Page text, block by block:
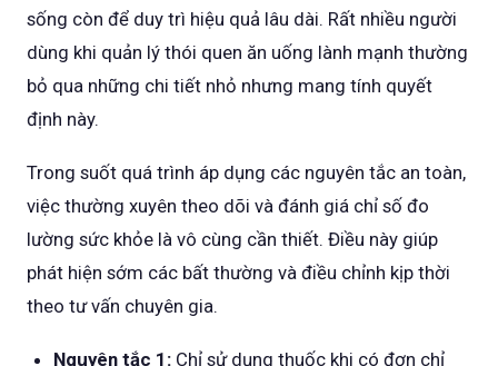
sống còn để duy trì hiệu quả lâu dài. Rất nhiều người
dùng khi quản lý thói quen ăn uống lành mạnh thường
bỏ qua những chi tiết nhỏ nhưng mang tính quyết
định này.
Trong suốt quá trình áp dụng các nguyên tắc an toàn,
việc thường xuyên theo dõi và đánh giá chỉ số đo
lường sức khỏe là vô cùng cần thiết. Điều này giúp
phát hiện sớm các bất thường và điều chỉnh kịp thời
theo tư vấn chuyên gia.
Nguyên tắc 1: Chỉ sử dụng thuốc khi có đơn chỉ